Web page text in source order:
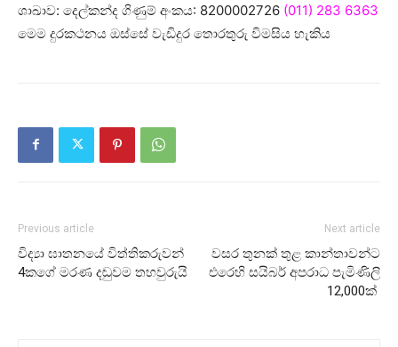
ශාඛාව: දෙල්කන්ද ගිණුම් අංකය: 8200002726 (011) 283 6363
මෙම දුරකථනය ඔස්සේ වැඩිදුර තොරතුරු විමසිය හැකිය
Previous article
විද්‍යා ඝාතනයේ විත්තිකරුවන්
4කගේ මරණ දඬුවම තහවුරුයි
Next article
වසර තුනක් තුළ කාන්තාවන්ට
එරෙහි සයිබර් අපරාධ පැමිණිලි
12,000ක්